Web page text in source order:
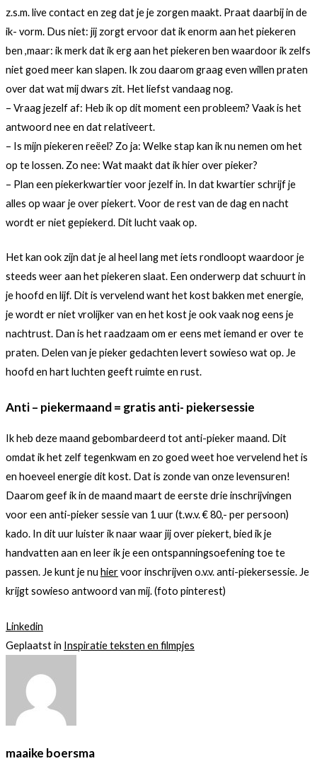
z.s.m. live contact en zeg dat je je zorgen maakt. Praat daarbij in de
ik- vorm. Dus niet: jij zorgt ervoor dat ik enorm aan het piekeren
ben ,maar: ik merk dat ik erg aan het piekeren ben waardoor ik zelfs
niet goed meer kan slapen. Ik zou daarom graag even willen praten
over dat wat mij dwars zit. Het liefst vandaag nog.
– Vraag jezelf af: Heb ik op dit moment een probleem? Vaak is het
antwoord nee en dat relativeert.
– Is mijn piekeren reëel? Zo ja: Welke stap kan ik nu nemen om het
op te lossen. Zo nee: Wat maakt dat ik hier over pieker?
– Plan een piekerkwartier voor jezelf in. In dat kwartier schrijf je
alles op waar je over piekert. Voor de rest van de dag en nacht
wordt er niet gepiekerd. Dit lucht vaak op.
Het kan ook zijn dat je al heel lang met iets rondloopt waardoor je
steeds weer aan het piekeren slaat. Een onderwerp dat schuurt in
je hoofd en lijf. Dit is vervelend want het kost bakken met energie,
je wordt er niet vrolijker van en het kost je ook vaak nog eens je
nachtrust. Dan is het raadzaam om er eens met iemand er over te
praten. Delen van je pieker gedachten levert sowieso wat op. Je
hoofd en hart luchten geeft ruimte en rust.
Anti – piekermaand = gratis anti- piekersessie
Ik heb deze maand gebombardeerd tot anti-pieker maand. Dit
omdat ik het zelf tegenkwam en zo goed weet hoe vervelend het is
en hoeveel energie dit kost. Dat is zonde van onze levensuren!
Daarom geef ik in de maand maart de eerste drie inschrijvingen
voor een anti-pieker sessie van 1 uur (t.w.v. € 80,- per persoon)
kado. In dit uur luister ik naar waar jij over piekert, bied ik je
handvatten aan en leer ik je een ontspanningsoefening toe te
passen. Je kunt je nu hiervoor inschrijven o.v.v. anti-piekersessie. Je
krijgt sowieso antwoord van mij. (foto pinterest)
Linkedin
Geplaatst in Inspiratie teksten en filmpjes
maaike boersma